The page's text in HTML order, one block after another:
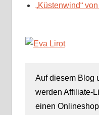
„Küstenwind“
Auf diesem Blog
werden Affiliate-
einen